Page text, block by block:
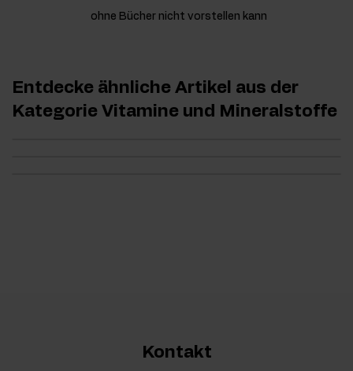
ohne Bücher nicht vorstellen kann
Entdecke ähnliche Artikel aus der
Kategorie Vitamine und Mineralstoffe
Kontakt